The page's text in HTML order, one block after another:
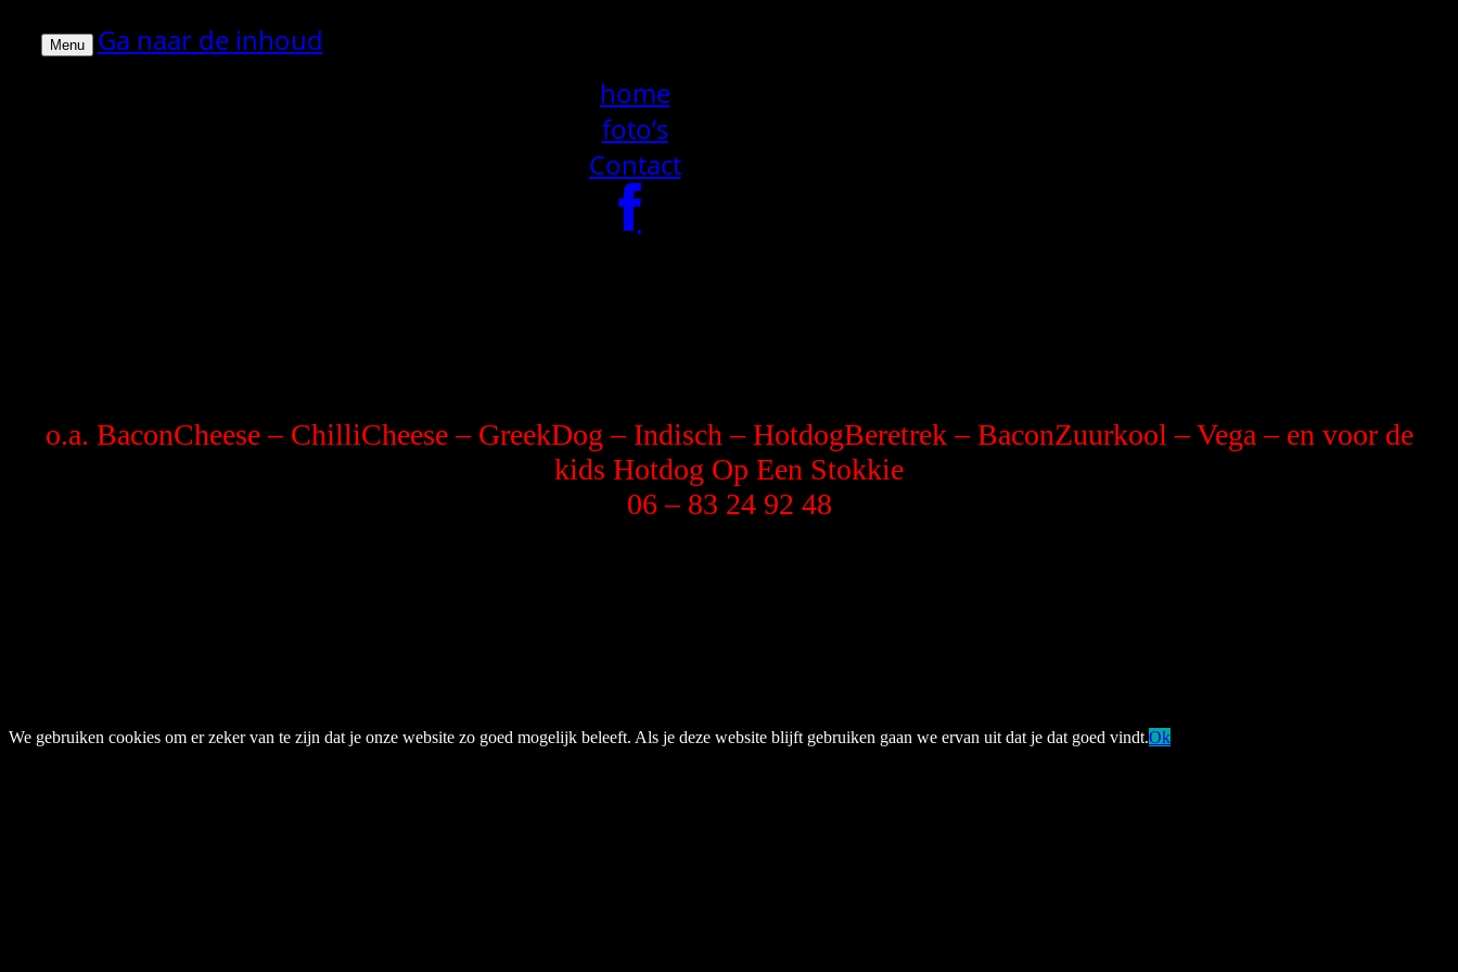
Menu
Ga naar de inhoud
home
foto’s
Contact
o.a. BaconCheese – ChilliCheese – GreekDog – Indisch – HotdogBeretrek – BaconZuurkool – Vega – en voor de
kids Hotdog Op Een Stokkie
06 – 83 24 92 48
We gebruiken cookies om er zeker van te zijn dat je onze website zo goed mogelijk beleeft. Als je deze website blijft gebruiken gaan we ervan uit dat je dat goed vindt.Ok